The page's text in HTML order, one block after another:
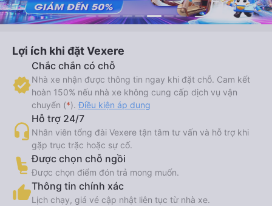
Lợi ích khi đặt Vexere
Chắc chắn có chỗ
Nhà xe nhận được thông tin ngay khi đặt chỗ. Cam kết
hoàn 150% nếu nhà xe không cung cấp dịch vụ vận
chuyển (*).Điều kiện áp dụng
Hỗ trợ 24/7
Nhân viên tổng đài Vexere tận tâm tư vấn và hỗ trợ khi
gặp trục trặc hoặc sự cố.
Được chọn chỗ ngồi
Được chọn điểm đón trả mong muốn.
Thông tin chính xác
Lịch chạy, giá vé cập nhật liên tục từ nhà xe.